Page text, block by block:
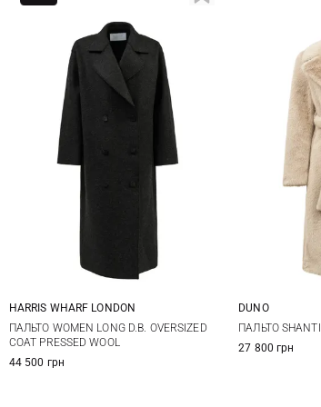
38 40 42 44
HARRIS WHARF LONDON
ПАЛЬТО WOMEN LONG D.B. OVERSIZED
COAT PRESSED WOOL
44 500 грн
38 40
DUNO
ПАЛЬТО SHANTI
27 800 грн